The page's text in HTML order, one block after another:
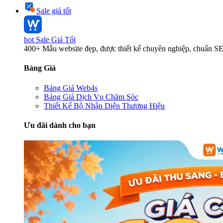
Sale giá tốt
hot Sale Giá Tốt
400+ Mẫu website đẹp, được thiết kế chuyên nghiệp, chuẩn
Bảng Giá
Bảng Giá Web4s
Bảng Giá Dịch Vụ Chăm Sóc
Thiết Kế Bộ Nhận Diện Thương Hiệu
Ưu đãi dành cho bạn